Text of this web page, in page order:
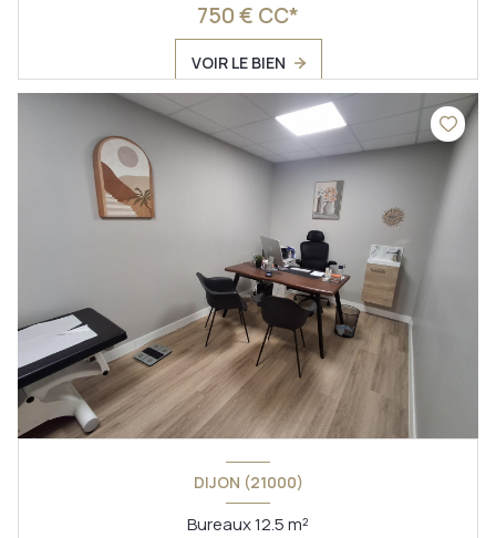
750 € CC*
VOIR LE BIEN
DIJON (21000)
Bureaux 12.5 m²